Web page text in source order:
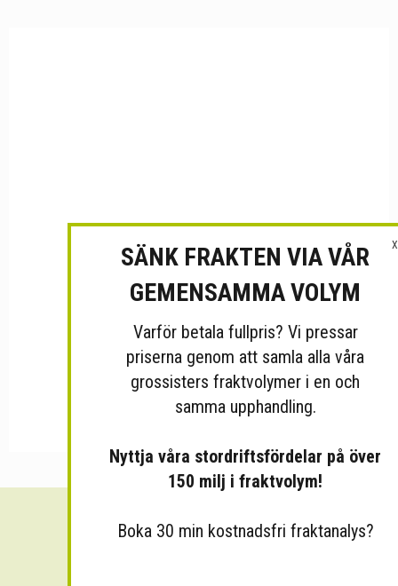
Sänk dina fraktkostnader!
X
SÄNK FRAKTEN VIA VÅR
GEMENSAMMA VOLYM
Varför betala fullpris? Vi pressar
priserna genom att samla alla våra
grossisters fraktvolymer i en och
samma upphandling.
Nyttja våra stordriftsfördelar på över
150 milj i fraktvolym!
Boka 30 min kostnadsfri fraktanalys?